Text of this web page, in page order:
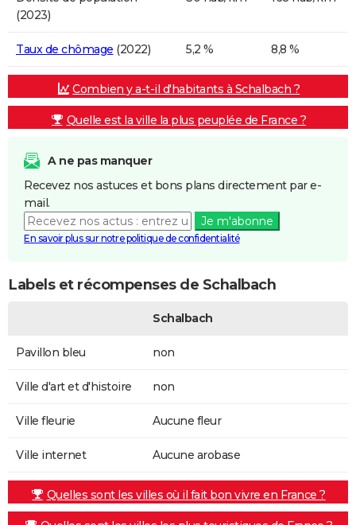
(2023)
Taux de chômage (2022) 5,2 % 8,8 %
Combien y a-t-il d'habitants à Schalbach ?
Quelle est la ville la plus peuplée de France ?
A ne pas manquer
Recevez nos astuces et bons plans directement par e-
mail.
Je m'abonne
En savoir plus sur notre politique de confidentialité
Labels et récompenses de Schalbach
Schalbach
Pavillon bleu non
Ville d'art et d'histoire non
Ville fleurie Aucune fleur
Ville internet Aucune arobase
Quelles sont les villes où il fait bon vivre en France ?